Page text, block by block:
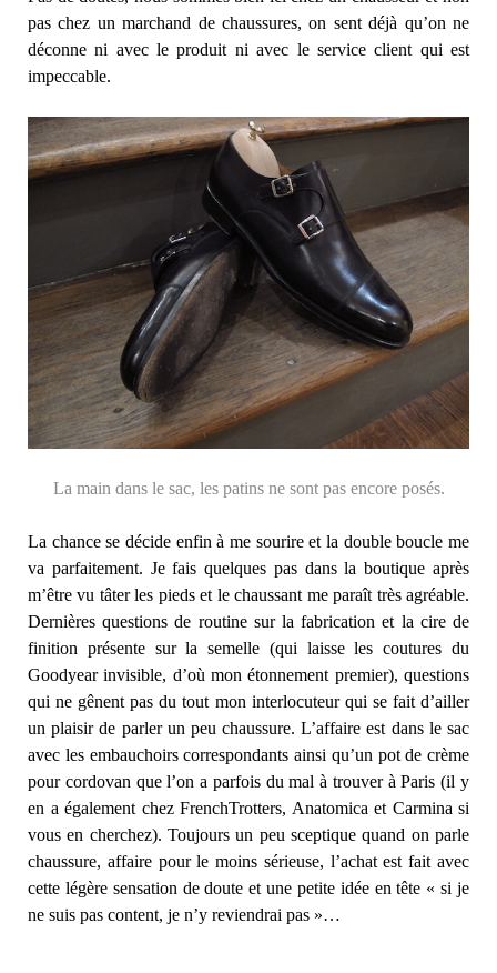
pas chez un marchand de chaussures, on sent déjà qu’on ne
déconne ni avec le produit ni avec le service client qui est
impeccable.
La main dans le sac, les patins ne sont pas encore posés.
La chance se décide enfin à me sourire et la double boucle me
va parfaitement. Je fais quelques pas dans la boutique après
m’être vu tâter les pieds et le chaussant me paraît très agréable.
Dernières questions de routine sur la fabrication et la cire de
finition présente sur la semelle (qui laisse les coutures du
Goodyear invisible, d’où mon étonnement premier), questions
qui ne gênent pas du tout mon interlocuteur qui se fait d’ailler
un plaisir de parler un peu chaussure. L’affaire est dans le sac
avec les embauchoirs correspondants ainsi qu’un pot de crème
pour cordovan que l’on a parfois du mal à trouver à Paris (il y
en a également chez FrenchTrotters, Anatomica et Carmina si
vous en cherchez). Toujours un peu sceptique quand on parle
chaussure, affaire pour le moins sérieuse, l’achat est fait avec
cette légère sensation de doute et une petite idée en tête « si je
ne suis pas content, je n’y reviendrai pas »…